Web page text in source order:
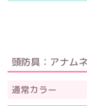
頭防具：アナム
通常カラー